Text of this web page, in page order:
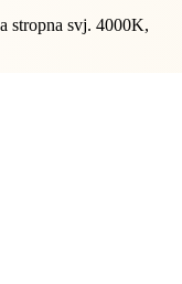
svj. 4000K,